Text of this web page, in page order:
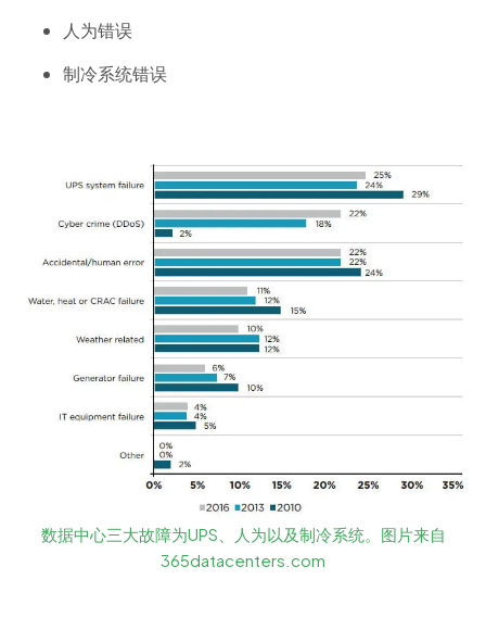
人为错误
制冷系统错误
数据中心三大故障为UPS、人为以及制冷系统。图片来自
365datacenters.com